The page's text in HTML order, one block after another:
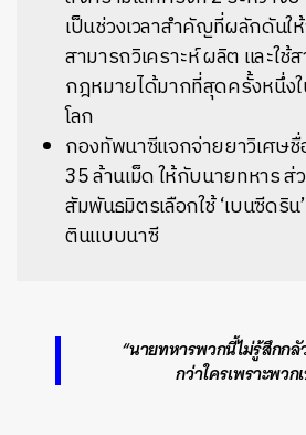
เป็นช่วงเวลาสำคัญที่ผลักดันใ
สามารถวิเคราะห์ ผลิต และใ
กฎหมายได้มากที่สุดครั้งหนึ่ง
โลก
กองทัพนาซีแจกจ่ายยาวิเศษชื่อ
35 ล้านเม็ด ให้กับนายทหาร
สัมพันธมิตรเลือกใช้ ‘เบนซีดริน
ตินแบบนาซี
“นายทหารพวกนี้ไม่รู้สึกก
กว่าใครเพราะพวก